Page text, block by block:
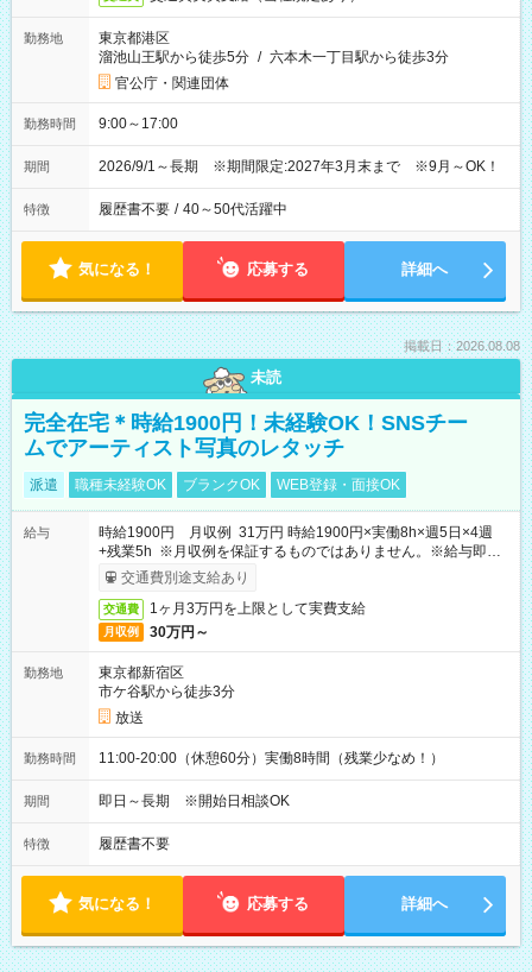
勤務地
東京都港区
溜池山王駅から徒歩5分 / 六本木一丁目駅から徒歩3分
官公庁・関連団体
勤務時間 9:00～17:00
期間 2026/9/1～長期 ※期間限定:2027年3月末まで ※9月～OK！
特徴 履歴書不要 / 40～50代活躍中
気になる！ 応募する 詳細へ
掲載日：2026.08.08
未読
完全在宅＊時給1900円！未経験OK！SNSチー
ムでアーティスト写真のレタッチ
派遣 職種未経験OK ブランクOK WEB登録・面接OK
給与
時給1900円 月収例 31万円 時給1900円×実働8h×週5日×4週
+残業5h ※月収例を保証するものではありません。※給与即受
取りサービス利用可（利用条件有）
交通費別途支給あり
交通費 1ヶ月3万円を上限として実費支給
月収例 30万円～
勤務地
東京都新宿区
市ケ谷駅から徒歩3分
放送
勤務時間 11:00-20:00（休憩60分）実働8時間（残業少なめ！）
期間 即日～長期 ※開始日相談OK
特徴 履歴書不要
気になる！ 応募する 詳細へ